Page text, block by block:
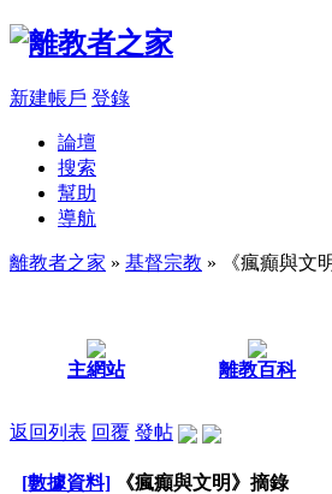
新建帳戶 登錄
論壇
搜索
幫助
導航
離教者之家 » 基督宗教 » 《瘋癲與文
主網站 離教百科
返回列表 回覆 發帖
[數據資料] 《瘋癲與文明》摘錄